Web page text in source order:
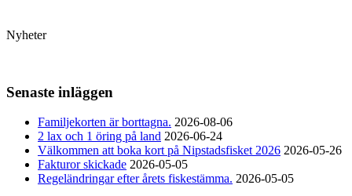
Nyheter
Senaste inläggen
Familjekorten är borttagna. 2026-08-06
2 lax och 1 öring på land 2026-06-24
Välkommen att boka kort på Nipstadsfisket 2026 2026-05-26
Fakturor skickade 2026-05-05
Regeländringar efter årets fiskestämma. 2026-05-05